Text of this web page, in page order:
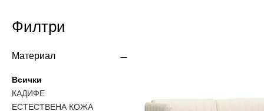
Филтри
Материал
Всички
КАДИФЕ
ЕСТЕСТВЕНА КОЖА